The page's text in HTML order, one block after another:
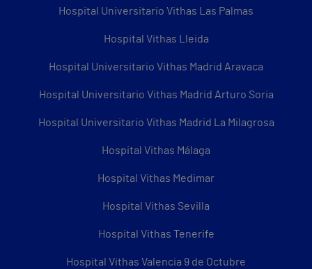
Hospital Universitario Vithas Las Palmas
Hospital Vithas Lleida
Hospital Universitario Vithas Madrid Aravaca
Hospital Universitario Vithas Madrid Arturo Soria
Hospital Universitario Vithas Madrid La Milagrosa
Hospital Vithas Málaga
Hospital Vithas Medimar
Hospital Vithas Sevilla
Hospital Vithas Tenerife
Hospital Vithas Valencia 9 de Octubre